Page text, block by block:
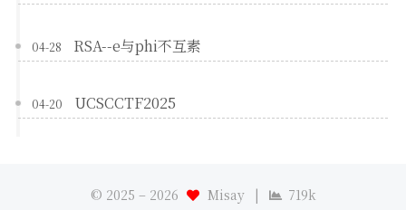
04-28 RSA--e与phi不互素
04-20 UCSCCTF2025
© 2025 – 2026 Misay |
719k